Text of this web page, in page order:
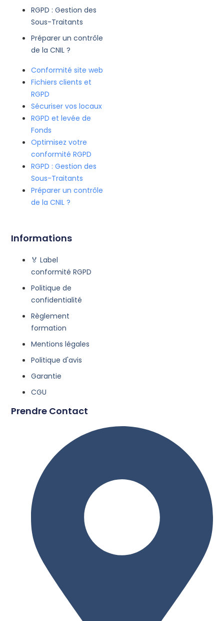
RGPD : Gestion des
Sous-Traitants
Préparer un contrôle
de la CNIL ?
Conformité site web
Fichiers clients et
RGPD
Sécuriser vos locaux
RGPD et levée de
Fonds
Optimisez votre
conformité RGPD
RGPD : Gestion des
Sous-Traitants
Préparer un contrôle
de la CNIL ?
Informations
🏅 Label
conformité RGPD
Politique de
confidentialité
Règlement
formation
Mentions légales
Politique d'avis
Garantie
CGU
Prendre Contact